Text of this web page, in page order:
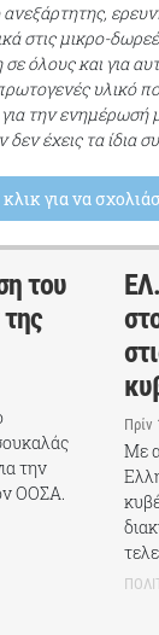
στις μικρο-
σε όλους και για
υλικό
την ενημέρωσή
έχεις τα ίδια
για να
του
την
ΟΟΣΑ.
Πρίν
Με